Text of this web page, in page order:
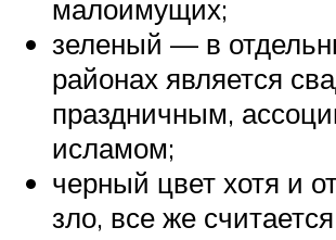
малоимущих;
зеленый — в
районах является
праздничным,
исламом;
черный цвет хотя и
зло, все же считается